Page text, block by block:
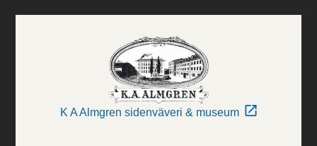
K A Almgren sidenväveri & museum